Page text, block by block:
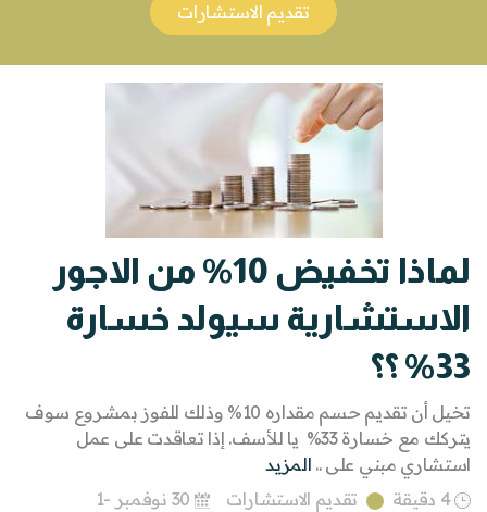
تقديم الاستشارات
لماذا تخفيض 10% من الاجور
الاستشارية سيولد خسارة
33% ؟؟
تخيل أن تقديم حسم مقداره 10% وذلك للفوز بمشروع سوف
يتركك مع خسارة 33% يا للأسف. إذا تعاقدت على عمل
استشاري مبني على .. المزيد
4 دقيقة
تقديم الاستشارات